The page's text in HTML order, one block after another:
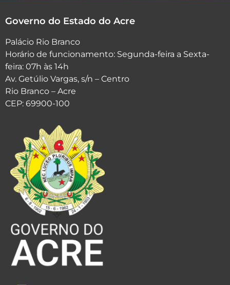
Governo do Estado do Acre
Palácio Rio Branco
Horário de funcionamento: Segunda-feira a Sexta-
feira: 07h às 14h
Av. Getúlio Vargas, s/n – Centro
Rio Branco – Acre
CEP: 69900-100